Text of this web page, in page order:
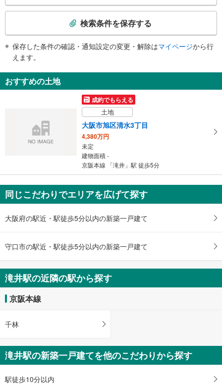
検
知
を
マ
イ
ペ
ー
保
す
る
検索条件を保存する
保存した条件の確認・通知設定の変更・解除はマイページから行
えます。
おすすめの土地
成約でもらえる
土地
大阪市旭区清水3丁目
4,380万円
未定
建物面積 -
京阪本線 「滝井」駅 徒歩5分
同じこだわりでエリアを広げて探す
大阪府の駅近・駅徒歩5分以内の新築一戸建て
守口市の駅近・駅徒歩5分以内の新築一戸建て
滝井駅の近隣の駅から探す
京阪本線
千林
滝井駅の新築一戸建てを他のこだわりから探す
駅徒歩10分以内